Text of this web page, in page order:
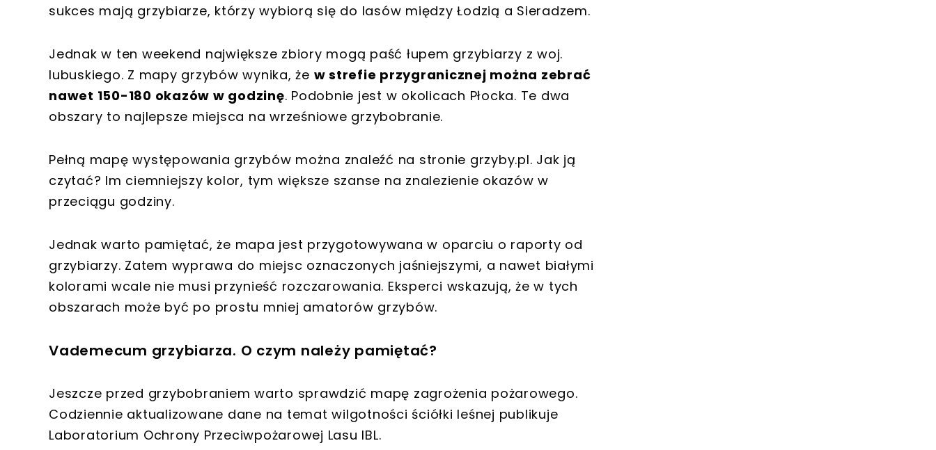
sukces mają grzybiarze, którzy wybiorą się do lasów między Łodzią a Sieradzem.
Jednak w ten weekend największe zbiory mogą paść łupem grzybiarzy z woj.
lubuskiego. Z mapy grzybów wynika, że w strefie przygranicznej można zebrać
nawet 150-180 okazów w godzinę. Podobnie jest w okolicach Płocka. Te dwa
obszary to najlepsze miejsca na wrześniowe grzybobranie.
Pełną mapę występowania grzybów można znaleźć na stronie grzyby.pl. Jak ją
czytać? Im ciemniejszy kolor, tym większe szanse na znalezienie okazów w
przeciągu godziny.
Jednak warto pamiętać, że mapa jest przygotowywana w oparciu o raporty od
grzybiarzy. Zatem wyprawa do miejsc oznaczonych jaśniejszymi, a nawet białymi
kolorami wcale nie musi przynieść rozczarowania. Eksperci wskazują, że w tych
obszarach może być po prostu mniej amatorów grzybów.
Vademecum grzybiarza. O czym należy pamiętać?
Jeszcze przed grzybobraniem warto sprawdzić mapę zagrożenia pożarowego.
Codziennie aktualizowane dane na temat wilgotności ściółki leśnej publikuje
Laboratorium Ochrony Przeciwpożarowej Lasu IBL.